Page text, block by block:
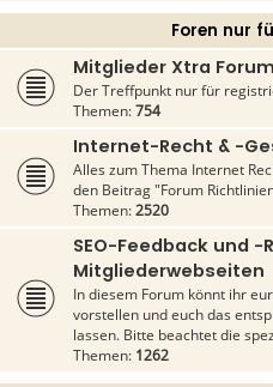
Foren nur
Mitglieder Xtra Forum
Der Treffpunkt nur für
Themen:754
Internet-Recht & -
Alles zum Thema Internet
den Beitrag "Forum
Themen:2520
SEO-Feedback und -
Mitgliederwebseiten
In diesem Forum könnt ihr
vorstellen und euch das
lassen. Bitte beachtet die
Themen: 1262